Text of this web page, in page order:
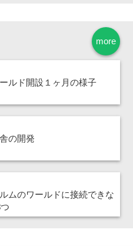
more
ルド開設１ヶ月の様子
の開発
ムのワールドに接続できな